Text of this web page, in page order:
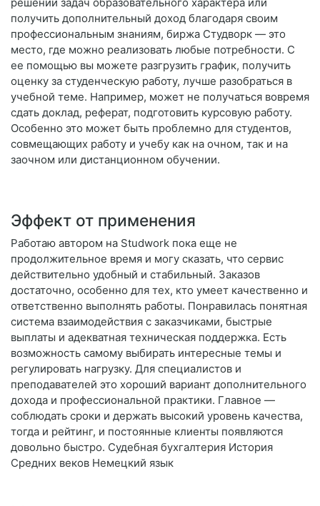
получить дополнительный доход благодаря своим
профессиональным знаниям, биржа Студворк — это
место, где можно реализовать любые потребности. С
ее помощью вы можете разгрузить график, получить
оценку за студенческую работу, лучше разобраться в
учебной теме. Например, может не получаться вовремя
сдать доклад, реферат, подготовить курсовую работу.
Особенно это может быть проблемно для студентов,
совмещающих работу и учебу как на очном, так и на
заочном или дистанционном обучении.
Эффект от применения
Работаю автором на Studwork пока еще не
продолжительное время и могу сказать, что сервис
действительно удобный и стабильный. Заказов
достаточно, особенно для тех, кто умеет качественно и
ответственно выполнять работы. Понравилась понятная
система взаимодействия с заказчиками, быстрые
выплаты и адекватная техническая поддержка. Есть
возможность самому выбирать интересные темы и
регулировать нагрузку. Для специалистов и
преподавателей это хороший вариант дополнительного
дохода и профессиональной практики. Главное —
соблюдать сроки и держать высокий уровень качества,
тогда и рейтинг, и постоянные клиенты появляются
довольно быстро. Судебная бухгалтерия История
Средних веков Немецкий язык